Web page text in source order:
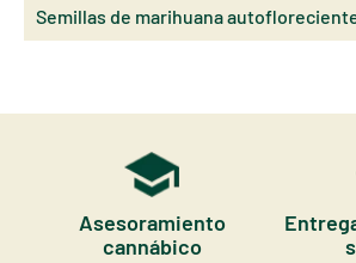
Semillas de marihuana
Asesoramiento
cannábico